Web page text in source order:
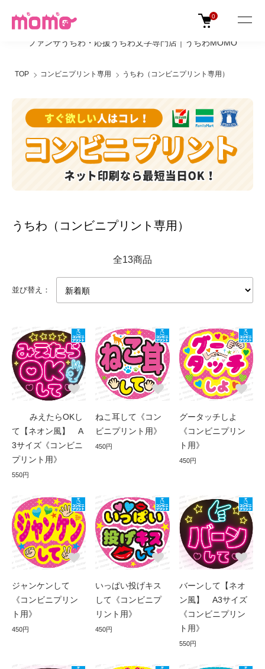
ファンサうちわ・応援うちわ文字専門店｜うちわMOMO
0
TOP コンビニプリント専用 うちわ（コンビニプリント専用）
うちわ（コンビニプリント専用）
全13商品
並び替え：
みえたらOKし
て【ネオン風】 A
3サイズ《コンビニ
プリント用》
550円
ねこ耳して《コン
ビニプリント用》
450円
グータッチしよ
《コンビニプリン
ト用》
450円
ジャンケンして
《コンビニプリン
ト用》
450円
いっぱい投げキス
して《コンビニプ
リント用》
450円
バーンして【ネオ
ン風】 A3サイズ
《コンビニプリン
ト用》
550円